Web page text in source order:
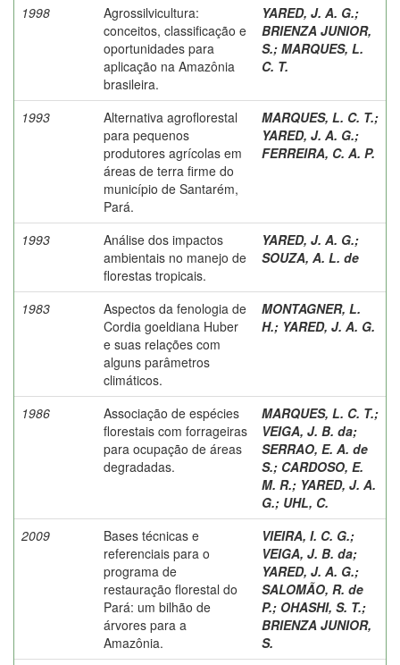
1998
Agrossilvicultura:
conceitos, classificação e
oportunidades para
aplicação na Amazônia
brasileira.
YARED, J. A. G.;
BRIENZA JUNIOR,
S.; MARQUES, L.
C. T.
1993
Alternativa agroflorestal
para pequenos
produtores agrícolas em
áreas de terra firme do
município de Santarém,
Pará.
MARQUES, L. C. T.;
YARED, J. A. G.;
FERREIRA, C. A. P.
1993
Análise dos impactos
ambientais no manejo de
florestas tropicais.
YARED, J. A. G.;
SOUZA, A. L. de
1983
Aspectos da fenologia de
Cordia goeldiana Huber
e suas relações com
alguns parâmetros
climáticos.
MONTAGNER, L.
H.; YARED, J. A. G.
1986
Associação de espécies
florestais com forrageiras
para ocupação de áreas
degradadas.
MARQUES, L. C. T.;
VEIGA, J. B. da;
SERRAO, E. A. de
S.; CARDOSO, E.
M. R.; YARED, J. A.
G.; UHL, C.
2009
Bases técnicas e
referenciais para o
programa de
restauração florestal do
Pará: um bilhão de
árvores para a
Amazônia.
VIEIRA, I. C. G.;
VEIGA, J. B. da;
YARED, J. A. G.;
SALOMÃO, R. de
P.; OHASHI, S. T.;
BRIENZA JUNIOR,
S.